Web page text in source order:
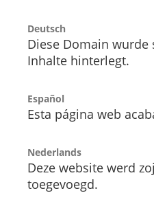
Deutsch
Diese Domain wurde
Inhalte hinterlegt.
Español
Esta página web
Nederlands
Deze website werd
toegevoegd.